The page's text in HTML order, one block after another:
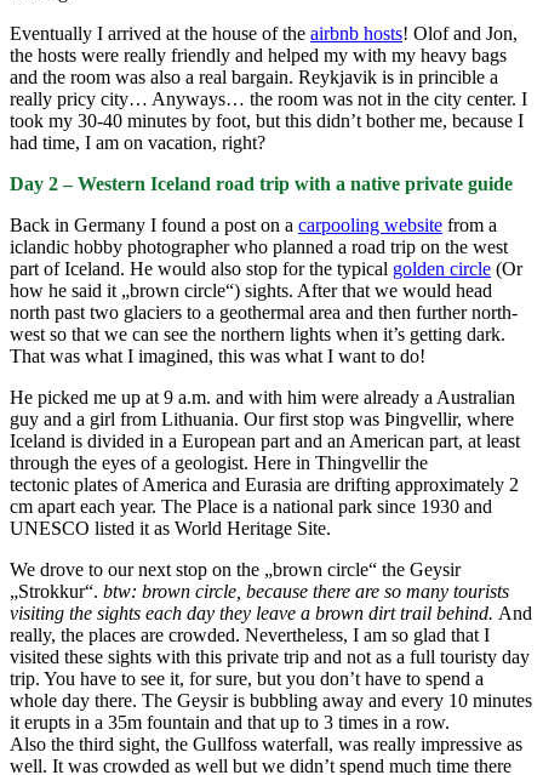
Eventually I arrived at the house of the airbnb hosts! Olof and Jon,
the hosts were really friendly and helped my with my heavy bags
and the room was also a real bargain. Reykjavik is in princible a
really pricy city… Anyways… the room was not in the city center. I
took my 30-40 minutes by foot, but this didn’t bother me, because I
had time, I am on vacation, right?
Day 2 – Western Iceland road trip with a native private guide
Back in Germany I found a post on a carpooling website from a
iclandic hobby photographer who planned a road trip on the west
part of Iceland. He would also stop for the typical golden circle (Or
how he said it „brown circle“) sights. After that we would head
north past two glaciers to a geothermal area and then further north-
west so that we can see the northern lights when it’s getting dark.
That was what I imagined, this was what I want to do!
He picked me up at 9 a.m. and with him were already a Australian
guy and a girl from Lithuania. Our first stop was Þingvellir, where
Iceland is divided in a European part and an American part, at least
through the eyes of a geologist. Here in Thingvellir the
tectonic plates of America and Eurasia are drifting approximately 2
cm apart each year. The Place is a national park since 1930 and
UNESCO listed it as World Heritage Site.
We drove to our next stop on the „brown circle“ the Geysir
„Strokkur“. btw: brown circle, because there are so many tourists
visiting the sights each day they leave a brown dirt trail behind. And
really, the places are crowded. Nevertheless, I am so glad that I
visited these sights with this private trip and not as a full touristy day
trip. You have to see it, for sure, but you don’t have to spend a
whole day there. The Geysir is bubbling away and every 10 minutes
it erupts in a 35m fountain and that up to 3 times in a row.
Also the third sight, the Gullfoss waterfall, was really impressive as
well. It was crowded as well but we didn’t spend much time there